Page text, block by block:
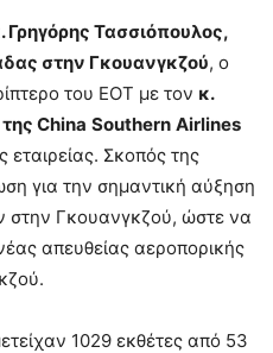
Γρηγόρης Τασσιόπουλος,
στην Γκουανγκζού, ο
του ΕΟΤ με τον κ.
China Southern Airlines
εταιρείας. Σκοπός της
για την σημαντική αύξηση
στην Γκουανγκζού, ώστε να
απευθείας αεροπορικής
1029 εκθέτες από 53